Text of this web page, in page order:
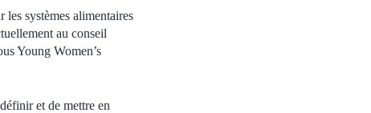
systèmes alimentaires
au conseil
Young Women’s
et de mettre en